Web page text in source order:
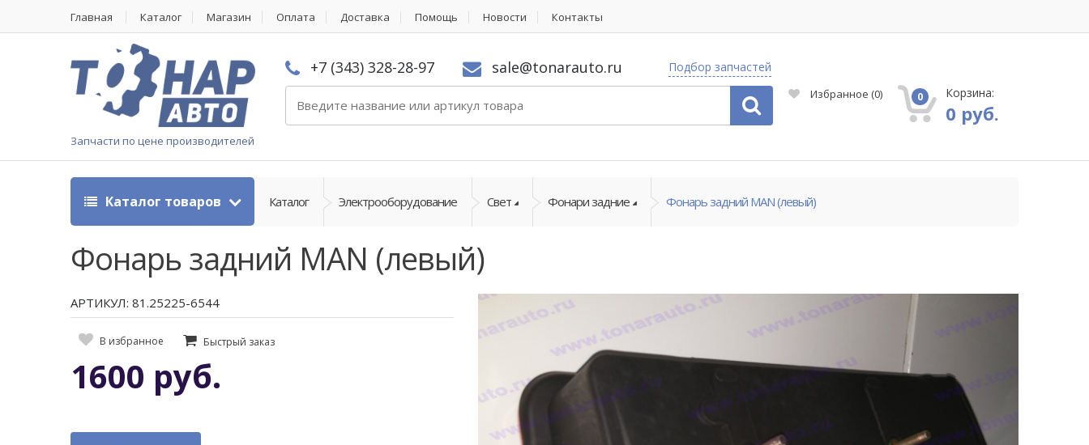
Главная Каталог Магазин Оплата Доставка Помощь Новости Контакты
Запчасти по цене производителей
+7 (343) 328-28-97 sale@tonarauto.ru Подбор запчастей
Избранное (0) 0 Корзина:
0 руб.
Каталог товаров Каталог Электрооборудование Свет Фонари задние Фонарь задний MAN (левый)
Фонарь задний MAN (левый)
АРТИКУЛ: 81.25225-6544
В избранное Быстрый заказ
1600 руб.